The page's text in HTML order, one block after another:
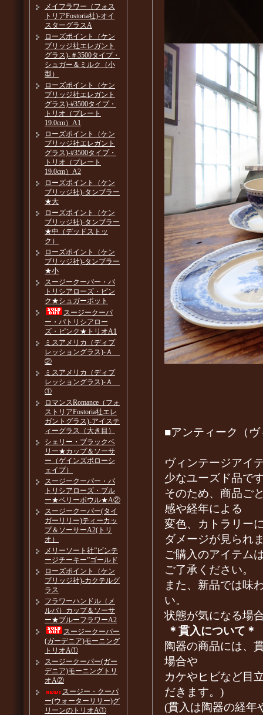
■アンティーク（
ヴィンテージアイ
少なユーズド品で
そのため、商品ご
感や経年による
変色、カトラリー
ダメージが見られ
ご購入のアイテム
ご了承ください。
また、新品では味
い。
状態が気になる場
＊貫入について＊
陶器の商品には、
場合や
カケやヒビなど目
だきます。)
(貫入は陶器の経年
メイフラワー（フォス
トリアFostoria社)-オイ
スターグラスA
ローズポイント（ケン
ブリッジ社エレガント
グラス)-＃3500タイプ・
シュガー＆ミルク（小
型）
ローズポイント（ケン
ブリッジ社エレガント
グラス)-#3500タイプ・
トリオ（プレート
19.0cm）A1
ローズポイント（ケン
ブリッジ社エレガント
グラス)-#3500タイプ・
トリオ（プレート
19.0cm）A2
ローズポイント（ケン
ブリッジ社)-タンブラー
★大
ローズポイント（ケン
ブリッジ社)-タンブラー
★中（デッドストッ
ク）
ローズポイント（ケン
ブリッジ社)-タンブラー
★小
スージークーパー・パ
トリシアローズ・ピン
ク★シュガーポット
スージークーパ
ー・パトリシアロー
ズ・ピンク★トリオA1
ミスアメリカ（ディプ
レッショングラス)-Ａ
②
ミスアメリカ（ディプ
レッショングラス)-Ａ
①
ロマンスRomance（フォ
ストリアFostoria社エレ
ガントグラス)-アイステ
ィーグラス（大き目）
シェリー・ブラックベ
リー★カップ＆ソーサ
ー（ゲインズボローシ
ェイプ）
スージークーパー・パ
トリシアローズ・ブル
ー★ベリーボウル★A②
スージークーパー(タイ
ガーリリー)ティーカッ
プ＆ソーサーA2(トリ
オ）
メリーソート社”ビンテ
ージチーキー”ゴールド
ローズポイント（ケン
ブリッジ社)-カクテルグ
ラス
フラワーハンドル（メ
ルバ）カップ＆ソーサ
ー★ブルーフラワーA2
スージークーパー
(ガーデニア)モーニング
トリオA①
スージークーパー(ガー
デニア)モーニングトリ
オA②
スージー・クーパ
ー(ウォーターリリー)グ
リーンのトリオA①